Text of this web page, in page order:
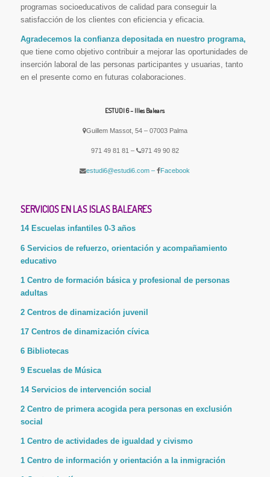
programas socioeducativos de calidad para conseguir la
satisfacción de los clientes con eficiencia y eficacia.
Agradecemos la confianza depositada en nuestro programa,
que tiene como objetivo contribuir a mejorar las oportunidades de
inserción laboral de las personas participantes y usuarias, tanto
en el presente como en futuras colaboraciones.
ESTUDI 6 – Illes Balears
Guillem Massot, 54 – 07003 Palma
971 49 81 81 – 971 49 90 82
estudi6@estudi6.com – Facebook
SERVICIOS EN LAS ISLAS BALEARES
14 Escuelas infantiles 0-3 años
6 Servicios de refuerzo, orientación y acompañamiento
educativo
1 Centro de formación básica y profesional de personas
adultas
2 Centros de dinamización juvenil
17 Centros de dinamización cívica
6 Bibliotecas
9 Escuelas de Música
14 Servicios de intervención social
2 Centro de primera acogida pera personas en exclusión
social
1 Centro de actividades de igualdad y civismo
1 Centro de información y orientación a la inmigración